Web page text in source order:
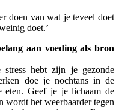
doen van wat je teveel doet
doet.’
aan voeding als bron
hebt zijn je gezonde
doe je nochtans in de
eten. Geef je je lichaam de
wordt het weerbaarder tegen